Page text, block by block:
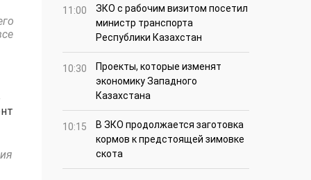
11:00
ЗКО с рабочим визитом посетил
министр транспорта
Республики Казахстан
10:30
Проекты, которые изменят
экономику Западного
Казахстана
10:15
В ЗКО продолжается заготовка
кормов к предстоящей зимовке
скота